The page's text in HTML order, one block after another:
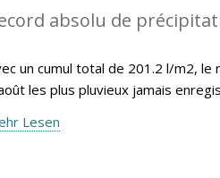
absolu de
un cumul total de 201.2 l/m2,
les plus pluvieux jamais
Lesen